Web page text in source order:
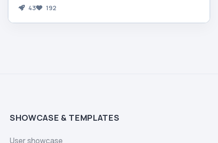
43 192
SHOWCASE & TEMPLATES
User showcase